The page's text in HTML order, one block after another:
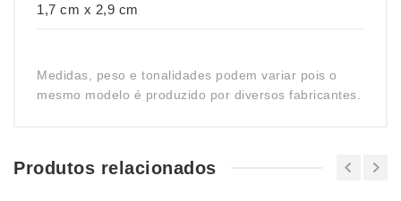
1,7 cm x 2,9 cm
Medidas, peso e tonalidades podem variar pois o
mesmo modelo é produzido por diversos fabricantes.
Produtos relacionados